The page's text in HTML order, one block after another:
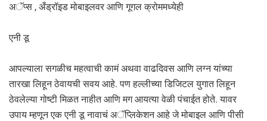
अॅप्स , अँड्रॉइड मोबाइलवर आणि गूगल क्रोममध्येही
एनी डू
आपल्याला सगळीच महत्वाची कामं अथवा वाढदिवस आणि लग्न यांच्या
तारखा लिहून ठेवायची सवय आहे. पण हल्लीच्या डिजिटल युगात लिहून
ठेवलेल्या गोष्टी मिळत नाहीत आणि मग आयत्या वेळी पंचाईत होते. यावर
उपाय म्हणून एक एनी डू नावाचं अॅप्लिकेशन आहे जे मोबाइल आणि पीसी